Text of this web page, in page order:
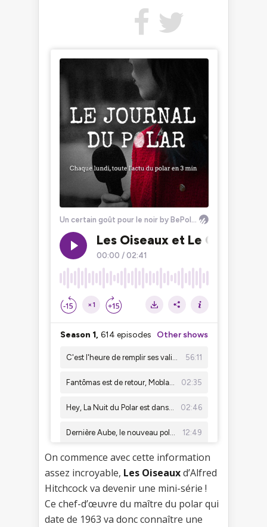
On commence avec cette information
assez incroyable, Les Oiseauxd’Alfred
Hitchcock va devenir une mini-série !
Ce chef-d’œuvre du maître du polar qui
date de 1963 va donc connaître une